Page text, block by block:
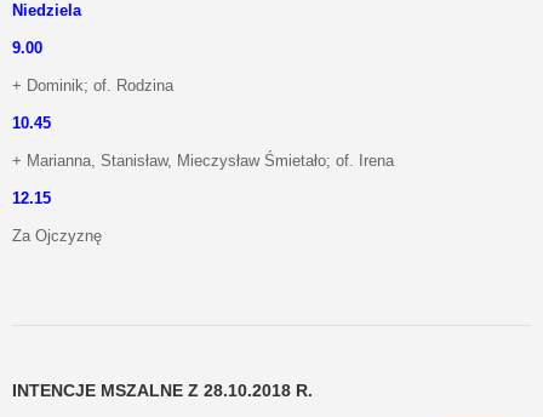
Niedziela
9.00
+ Dominik; of. Rodzina
10.45
+ Marianna, Stanisław, Mieczysław Śmietało; of. Irena
12.15
Za Ojczyznę
INTENCJE MSZALNE Z 28.10.2018 R.